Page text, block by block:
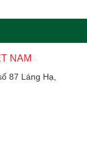
NAM
87 Láng Hạ,